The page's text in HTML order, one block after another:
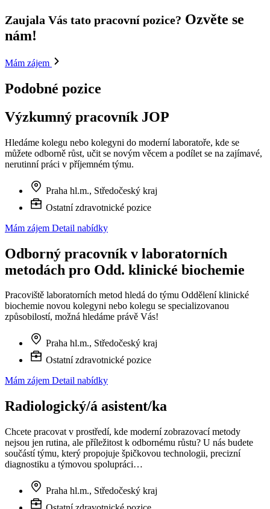
Zaujala Vás tato pracovní pozice? Ozvěte se
nám!
Mám zájem
Podobné pozice
Výzkumný pracovník JOP
Hledáme kolegu nebo kolegyni do moderní laboratoře, kde se
můžete odborně růst, učit se novým věcem a podílet se na zajímavé,
nerutinní práci v příjemném týmu.
Praha hl.m., Středočeský kraj
Ostatní zdravotnické pozice
Mám zájem Detail nabídky
Odborný pracovník v laboratorních
metodách pro Odd. klinické biochemie
Pracoviště laboratorních metod hledá do týmu Oddělení klinické
biochemie novou kolegyni nebo kolegu se specializovanou
způsobilostí, možná hledáme právě Vás!
Praha hl.m., Středočeský kraj
Ostatní zdravotnické pozice
Mám zájem Detail nabídky
Radiologický/á asistent/ka
Chcete pracovat v prostředí, kde moderní zobrazovací metody
nejsou jen rutina, ale příležitost k odbornému růstu? U nás budete
součástí týmu, který propojuje špičkovou technologii, precizní
diagnostiku a týmovou spolupráci…
Praha hl.m., Středočeský kraj